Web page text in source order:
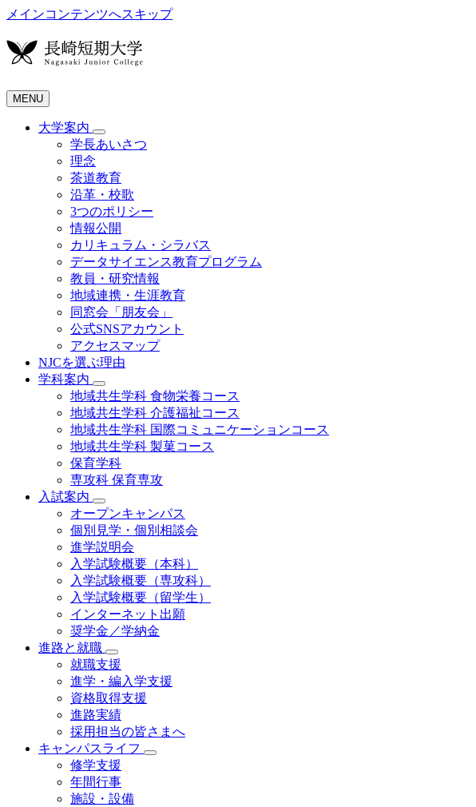
メインコンテンツへスキップ
MENU
大学案内
学長あいさつ
理念
茶道教育
沿革・校歌
3つのポリシー
情報公開
カリキュラム・シラバス
データサイエンス教育プログラム
教員・研究情報
地域連携・生涯教育
同窓会「朋友会」
公式SNSアカウント
アクセスマップ
NJCを選ぶ理由
学科案内
地域共⽣学科 ⾷物栄養コース
地域共生学科 介護福祉コース
地域共生学科 国際コミュニケーションコース
地域共⽣学科 製菓コース
保育学科
専攻科 保育専攻
入試案内
オープンキャンパス
個別⾒学・個別相談会
進学説明会
入学試験概要（本科）
入学試験概要（専攻科）
入学試験概要（留学生）
インターネット出願
奨学金／学納金
進路と就職
就職支援
進学・編入学支援
資格取得⽀援
進路実績
採用担当の皆さまへ
キャンパスライフ
修学支援
年間行事
施設・設備